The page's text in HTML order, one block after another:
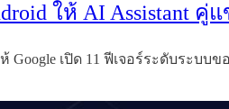
ให้ AI Assistant
เปิด 11 ฟีเจอร์ระดับระบบ